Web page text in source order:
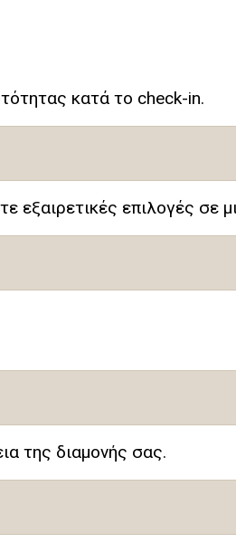
κατά το check-in.
εξαιρετικές επιλογές σε
της διαμονής σας.